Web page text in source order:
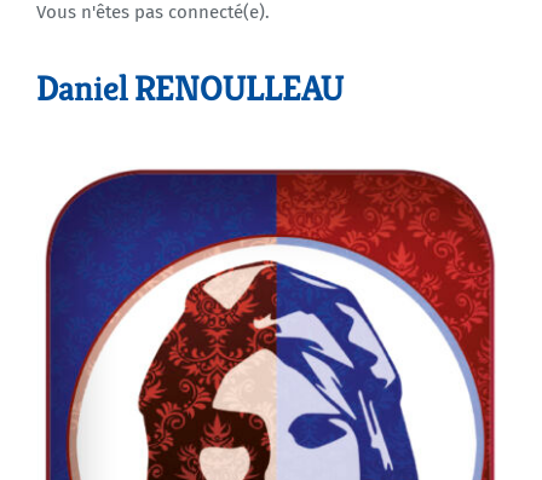
Agenda
Vous n'êtes pas connecté(e).
Daniel RENOULLEAU